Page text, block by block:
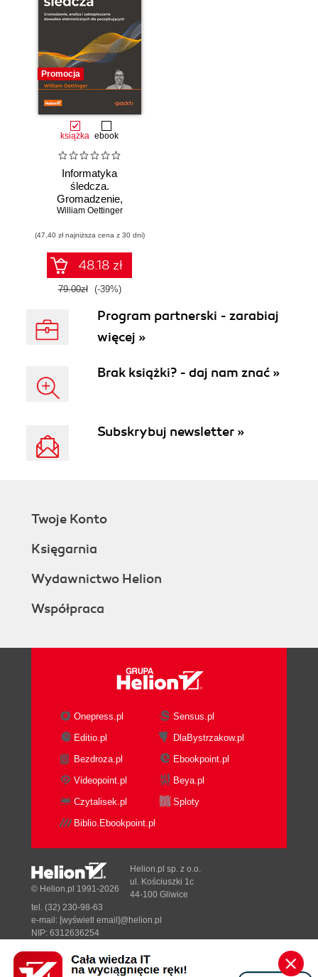
Promocja
książka ebook
Informatyka
śledcza.
Gromadzenie,
analiza i
dowodów
elektronicznych dla
początkujących.
Wydanie II
William Oettinger
(47,40 zł najniższa cena z 30 dni)
48.18 zł
79.00zł (-39%)
Program partnerski - zarabiaj
więcej »
Brak książki? - daj nam znać »
Subskrybuj newsletter »
Twoje Konto
Księgarnia
Wydawnictwo Helion
Współpraca
Onepress.pl
Sensus.pl
Editio.pl
DlaBystrzakow.pl
Bezdroza.pl
Ebookpoint.pl
Videopoint.pl
Beya.pl
Czytalisek.pl
Sploty
Biblio.Ebookpoint.pl
Designed with ♥ byTonik.pl
© Helion.pl 1991-2026
Helion.pl sp. z o.o.
ul. Kościuszki 1c
44-100 Gliwice
tel. (32) 230-98-63
e-mail: [wyświetl email]@helion.pl
NIP: 6312636254